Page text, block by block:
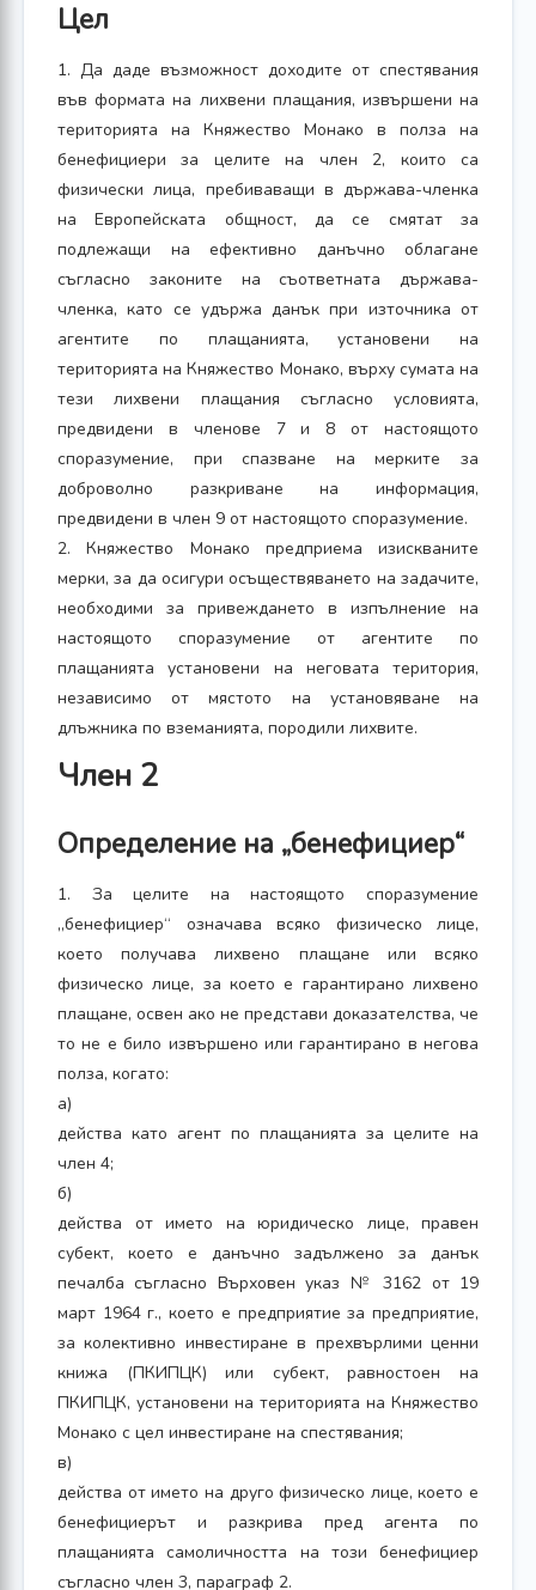
Цел
1. Да даде възможност доходите от спестявания
във формата на лихвени плащания, извършени на
територията на Княжество Монако в полза на
бенефициери за целите на член 2, които са
физически лица, пребиваващи в държава-членка
на Европейската общност, да се смятат за
подлежащи на ефективно данъчно облагане
съгласно законите на съответната държава-
членка, като се удържа данък при източника от
агентите по плащанията, установени на
територията на Княжество Монако, върху сумата на
тези лихвени плащания съгласно условията,
предвидени в членове 7 и 8 от настоящото
споразумение, при спазване на мерките за
доброволно разкриване на информация,
предвидени в член 9 от настоящото споразумение.
2. Княжество Монако предприема изискваните
мерки, за да осигури осъществяването на задачите,
необходими за привеждането в изпълнение на
настоящото споразумение от агентите по
плащанията установени на неговата територия,
независимо от мястото на установяване на
длъжника по вземанията, породили лихвите.
Член 2
Определение на „бенефициер“
1. За целите на настоящото споразумение
„бенефициер“ означава всяко физическо лице,
което получава лихвено плащане или всяко
физическо лице, за което е гарантирано лихвено
плащане, освен ако не представи доказателства, че
то не е било извършено или гарантирано в негова
полза, когато:
а)
действа като агент по плащанията за целите на
член 4;
б)
действа от името на юридическо лице, правен
субект, което е данъчно задължено за данък
печалба съгласно Върховен указ № 3162 от 19
март 1964 г., което е предприятие за предприятие,
за колективно инвестиране в прехвърлими ценни
книжа (ПКИПЦК) или субект, равностоен на
ПКИПЦК, установени на територията на Княжество
Монако с цел инвестиране на спестявания;
в)
действа от името на друго физическо лице, което е
бенефициерът и разкрива пред агента по
плащанията самоличността на този бенефициер
съгласно член 3, параграф 2.